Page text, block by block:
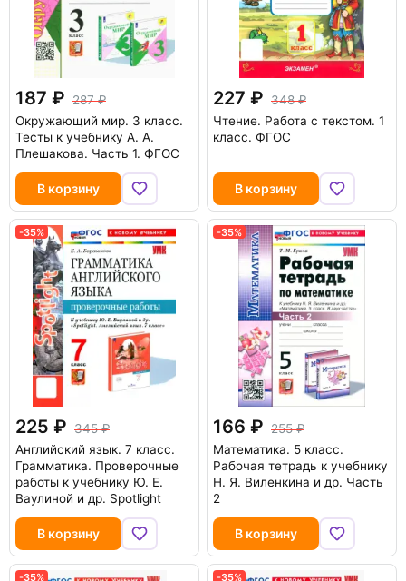
187
287
Окружающий мир. 3 класс.
Тесты к учебнику А. А.
Плешакова. Часть 1. ФГОС
В корзину
227
348
Чтение. Работа с текстом. 1
класс. ФГОС
В корзину
-35%
225
345
Английский язык. 7 класс.
Грамматика. Проверочные
работы к учебнику Ю. Е.
Ваулиной и др. Spotlight
В корзину
-35%
166
255
Математика. 5 класс.
Рабочая тетрадь к учебнику
Н. Я. Виленкина и др. Часть
2
В корзину
-35% -35%